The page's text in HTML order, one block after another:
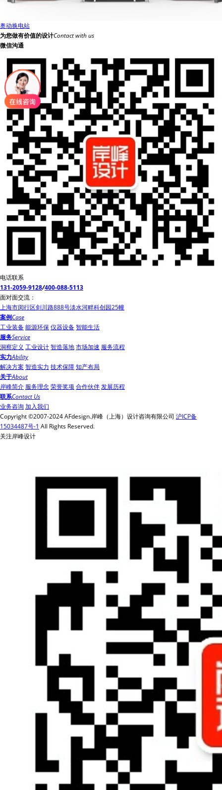
奥动换电站
为您做有价值的设计Contact with us
微信沟通
电话联系
131-2059-9128/400-088-5113
面对面交流：
上海市闵行区剑川路888号淡水河畔科创园25幢
案例Case
工业装备能源环保仪器设备智能生活
服务Service
洞察定义 工业设计智造落地市场加速 服务流程
实力Ability
解决方案 智造实力 技术保障知产布局
关于About
岸峰简介 服务理念荣誉奖项合作伙伴发展历程
联系Contact Us
业务咨询 加入我们
Copyright ©2007-2024 AFdesign.岸峰（上海）设计咨询有限公司 沪ICP备
15034487号-1 All Rights Reserved.
关注岸峰设计